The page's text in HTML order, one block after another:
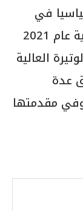
في
الغاز الطبيعي المسال بنهاية عام 2021
العالية
عدة
وفي مقدمتها